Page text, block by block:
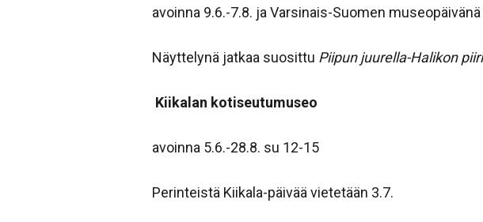
avoinna 9.6.-7.8. ja Varsinais-Suomen
Näyttelynä jatkaa suosittu Piipun juurella-Halikon
Kiikalan kotiseutumuseo
avoinna 5.6.-28.8. su 12-15
Perinteistä Kiikala-päivää vietetään 3.7.